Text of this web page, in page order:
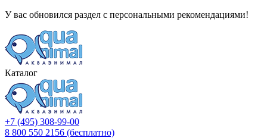
У вас обновился раздел с персональными рекомендациями!
Каталог
+7 (495) 308-99-00
8 800 550 2156 (бесплатно)